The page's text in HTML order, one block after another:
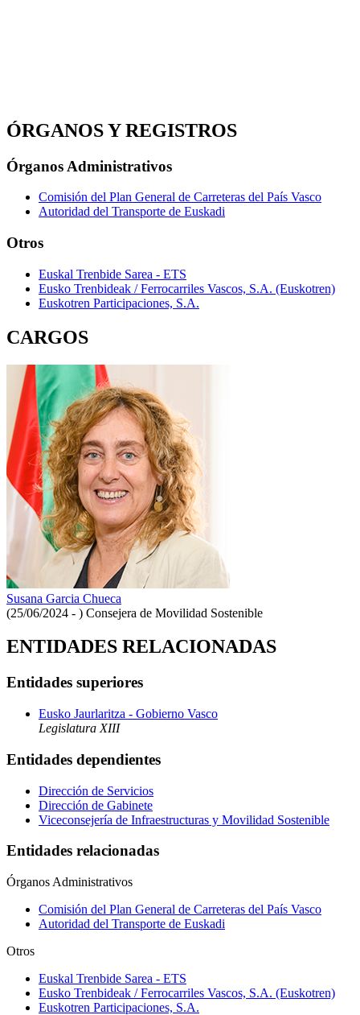
ÓRGANOS Y REGISTROS
Órganos Administrativos
Comisión del Plan General de Carreteras del País Vasco
Autoridad del Transporte de Euskadi
Otros
Euskal Trenbide Sarea - ETS
Eusko Trenbideak / Ferrocarriles Vascos, S.A. (Euskotren)
Euskotren Participaciones, S.A.
CARGOS
Susana Garcia Chueca
(25/06/2024 - ) Consejera de Movilidad Sostenible
ENTIDADES RELACIONADAS
Entidades superiores
Eusko Jaurlaritza - Gobierno Vasco
Legislatura XIII
Entidades dependientes
Dirección de Servicios
Dirección de Gabinete
Viceconsejería de Infraestructuras y Movilidad Sostenible
Entidades relacionadas
Órganos Administrativos
Comisión del Plan General de Carreteras del País Vasco
Autoridad del Transporte de Euskadi
Otros
Euskal Trenbide Sarea - ETS
Eusko Trenbideak / Ferrocarriles Vascos, S.A. (Euskotren)
Euskotren Participaciones, S.A.